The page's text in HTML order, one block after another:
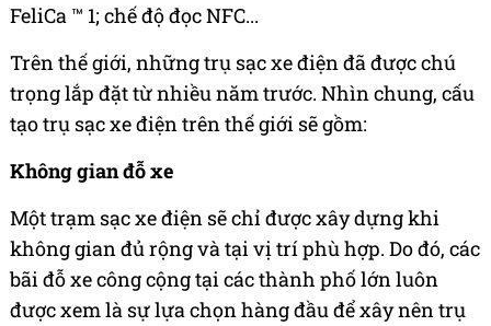
FeliCa ™ 1; chế độ đọc NFC...
Trên thế giới, những trụ sạc xe điện đã được chú
trọng lắp đặt từ nhiều năm trước. Nhìn chung, cấu
tạo trụ sạc xe điện trên thế giới sẽ gồm:
Không gian đỗ xe
Một trạm sạc xe điện sẽ chỉ được xây dựng khi
không gian đủ rộng và tại vị trí phù hợp. Do đó, các
bãi đỗ xe công cộng tại các thành phố lớn luôn
được xem là sự lựa chọn hàng đầu để xây nên trụ